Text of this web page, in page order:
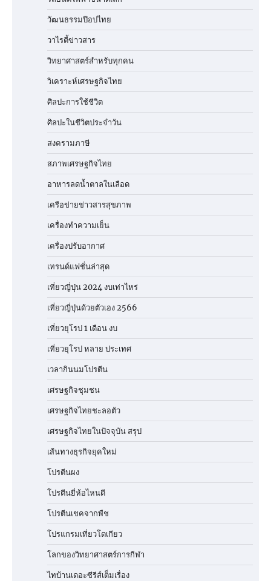
วัฒนธรรมป๊อปไทย
วาไรตี้ข่าวสาร
วิทยาศาสตร์สำหรับทุกคน
วิเคราะห์เศรษฐกิจไทย
ศิลปะการใช้ชีวิต
ศิลปะในชีวิตประจำวัน
สงครามภาษี
สภาพเศรษฐกิจไทย
อาหารลดน้ำตาลในเลือด
เครือข่ายข่าวสารสุขภาพ
เครื่องทำความเย็น
เครื่องปรับอากาศ
เทรนด์แฟชั่นล่าสุด
เที่ยวญี่ปุ่น 2024 งบเท่าไหร่
เที่ยวญี่ปุ่นด้วยตัวเอง 2566
เที่ยวยุโรป 1 เดือน งบ
เที่ยวยุโรป หลาย ประเทศ
เวลากินนมโปรตีน
เศรษฐกิจชุมชน
เศรษฐกิจไทยชะลอตัว
เศรษฐกิจไทยในปัจจุบัน สรุป
เส้นทางธุรกิจยุคใหม่
โปรตีนผง
โปรตีนยี่ห้อไหนดี
โปรตีนเชคจากพืช
โปรแกรมเที่ยวโตเกียว
โลกของวิทยาศาสตร์การกีฬา
ไทบ้านเดอะซีรีส์เต็มเรื่อง